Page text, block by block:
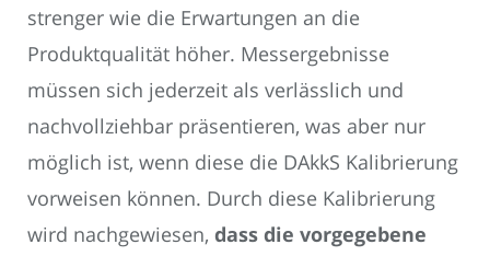
strenger wie die Erwartungen an die
Produktqualität höher. Messergebnisse
müssen sich jederzeit als verlässlich und
nachvollziehbar präsentieren, was aber nur
möglich ist, wenn diese die DAkkS Kalibrierung
vorweisen können. Durch diese Kalibrierung
wird nachgewiesen, dass die vorgegebene